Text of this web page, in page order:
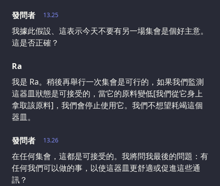
13.25
發問者
我據此假設、這表示今天不要有另一場集會是個好主意。
這是否正確？
Ra
我是 Ra。稍後再舉行一次集會是可行的，如果我們監測
這器皿狀態是可接受的，當它的原料變低[我們從它身上
拿取該原料]，我們會停止使用它。我們不想望耗竭這個
器皿。
13.26
發問者
在任何集會，這都是可接受的。我將問我最後的問題：有
任何我們可以做的事，以使這器皿更舒適或促進這些通
訊？